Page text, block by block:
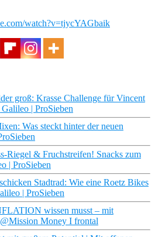
watch?v=tjycYAGbaik
groß: Krasse Challenge für Vincent
| ProSieben
Was steckt hinter der neuen
Riegel & Fruchstreifen! Snacks zum
| ProSieben
Stadtrad: Wie eine Roetz Bikes
| ProSieben
wissen musst – mit
Money I frontal